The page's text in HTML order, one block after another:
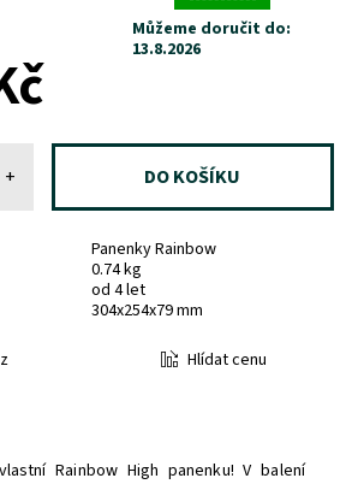
Můžeme doručit do:
13.8.2026
+
Panenky Rainbow
0.74 kg
od 4 let
304x254x79 mm
Hlídat cenu
Rainbow High panenku! V balení